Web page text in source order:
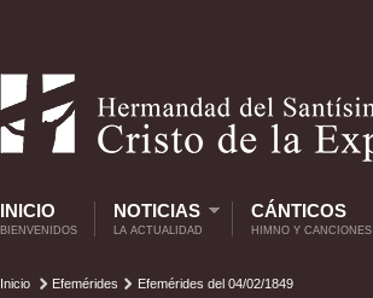
INICIO
BIENVENIDOS
NOTICIAS
LA ACTUALIDAD
CÁNTICOS
HIMNO Y CANCIONES
Inicio Efemérides Efemérides del 04/02/1849